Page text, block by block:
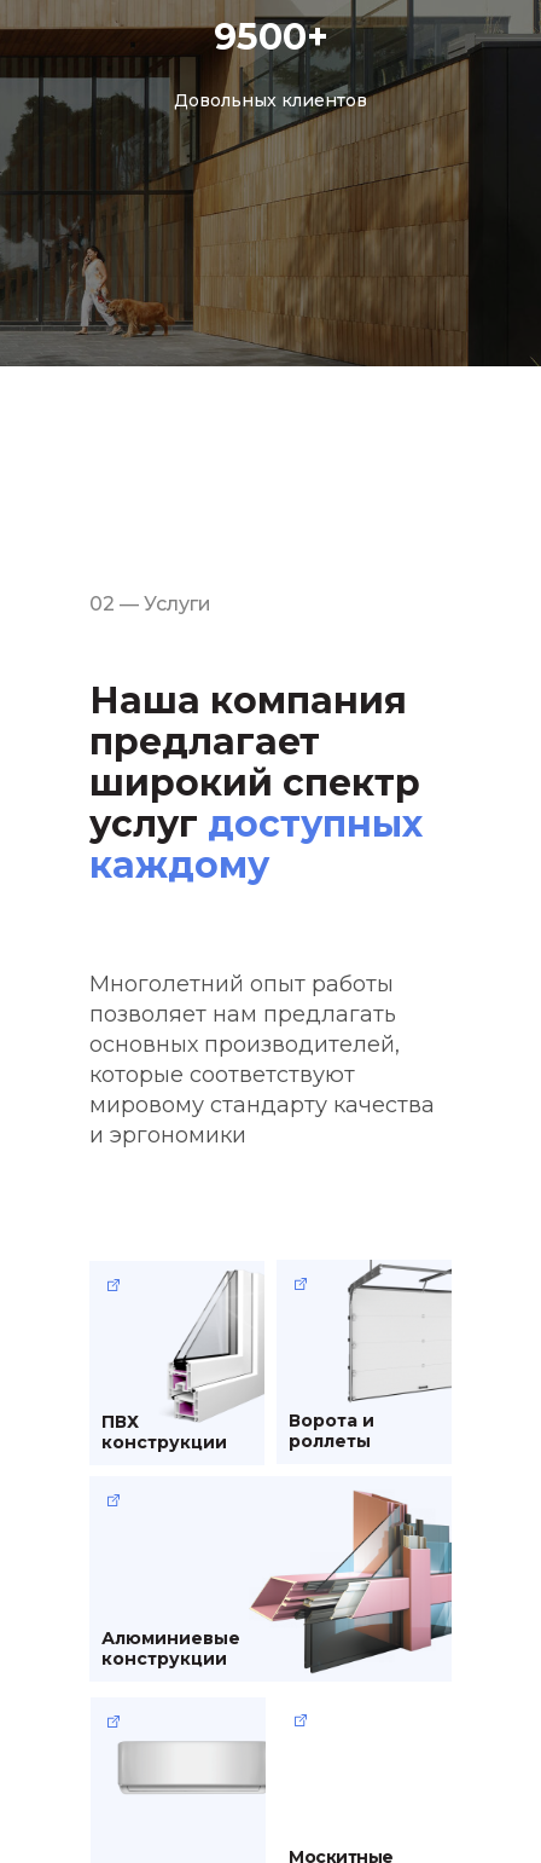
9500+
Довольных клиентов
Наша компания
предлагает
широкий спектр
услуг доступных
каждому
02 — Услуги
ПВХ
конструкции
Алюминиевые
конструкции
Ворота и
роллеты
Москитные
Многолетний опыт работы
позволяет нам предлагать
основных производителей,
которые соответствуют
мировому стандарту качества
и эргономики